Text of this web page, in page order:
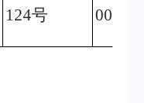
124号
00